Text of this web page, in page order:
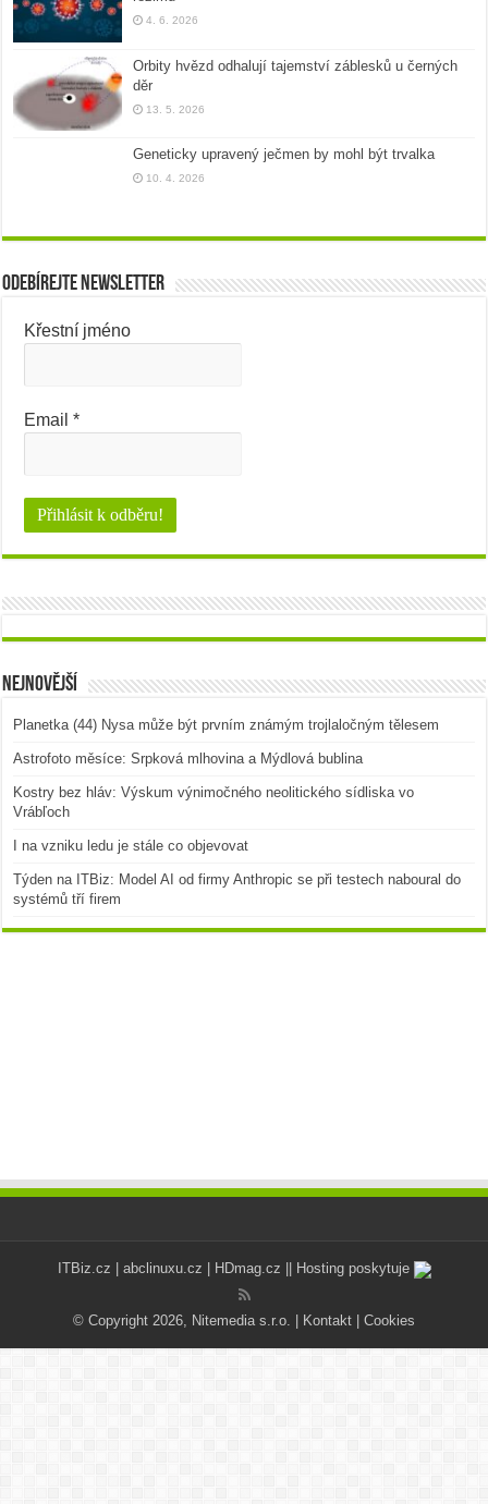
4. 6. 2026
Orbity hvězd odhalují tajemství záblesků u černých
děr
13. 5. 2026
Geneticky upravený ječmen by mohl být trvalka
10. 4. 2026
Odebírejte newsletter
Křestní jméno
Email*
Nejnovější
Planetka (44) Nysa může být prvním známým trojlaločným tělesem
Astrofoto měsíce: Srpková mlhovina a Mýdlová bublina
Kostry bez hláv: Výskum výnimočného neolitického sídliska vo
Vrábľoch
I na vzniku ledu je stále co objevovat
Týden na ITBiz: Model AI od firmy Anthropic se při testech naboural do
systémů tří firem
ITBiz.cz abclinuxu.cz HDmag.cz || Hosting poskytuje
© Copyright 2026, Nitemedia s.r.o. | Kontakt Cookies